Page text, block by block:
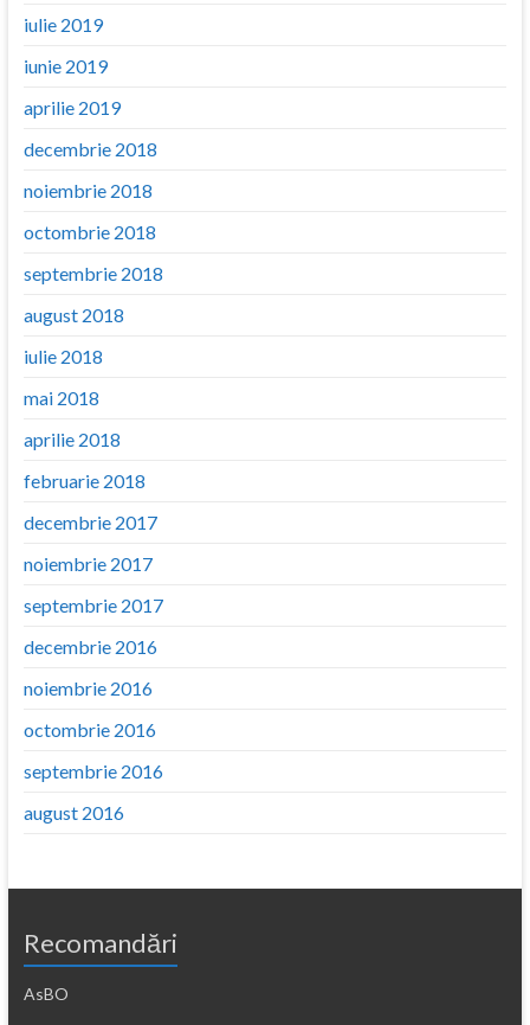
iulie 2019
iunie 2019
aprilie 2019
decembrie 2018
noiembrie 2018
octombrie 2018
septembrie 2018
august 2018
iulie 2018
mai 2018
aprilie 2018
februarie 2018
decembrie 2017
noiembrie 2017
septembrie 2017
decembrie 2016
noiembrie 2016
octombrie 2016
septembrie 2016
august 2016
Recomandări
AsBO